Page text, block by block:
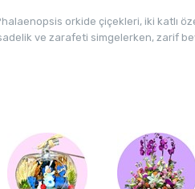
orkide çiçekleri, iki katlı
ve zarafeti simgelerken, zarif